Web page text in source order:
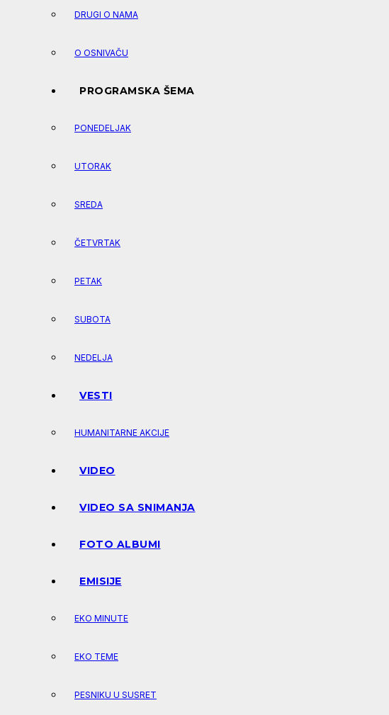
DRUGI O NAMA
O OSNIVAČU
PROGRAMSKA ŠEMA
PONEDELJAK
UTORAK
SREDA
ČETVRTAK
PETAK
SUBOTA
NEDELJA
VESTI
HUMANITARNE AKCIJE
VIDEO
VIDEO SA SNIMANJA
FOTO ALBUMI
EMISIJE
EKO MINUTE
EKO TEME
PESNIKU U SUSRET